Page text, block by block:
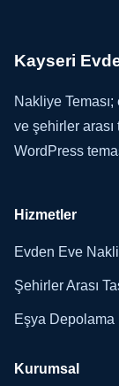
Kayseri
Nakliye
ve şehirler arası
WordPress
Hizmetler
Evden Eve
Şehirler Arası
Eşya Depolama
Kurumsal